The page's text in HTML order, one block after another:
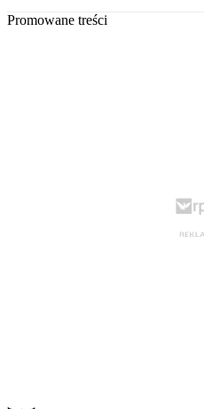
Promowane treści